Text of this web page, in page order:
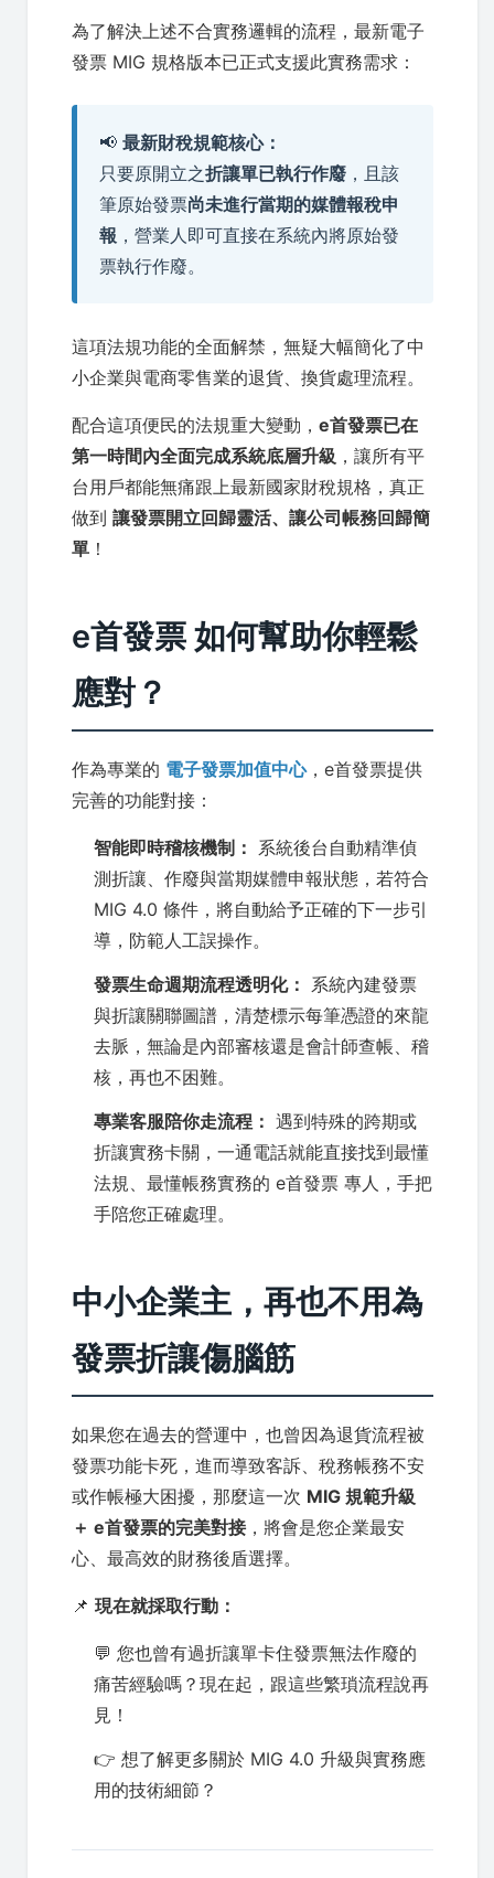
為了解決上述不合實務邏輯的流程，最新電子
發票 MIG 規格版本已正式支援此實務需求：
📢 最新財稅規範核心：
只要原開立之折讓單已執行作廢 ，且該
筆原始發票尚未進行當期的媒體報稅申
報 ，營業人即可直接在系統內將原始發
票執行作廢。
這項法規功能的全面解禁，無疑大幅簡化了中
小企業與電商零售業的退貨、換貨處理流程。
配合這項便民的法規重大變動， e首發票已在
第一時間內全面完成系統底層升級 ，讓所有平
台用戶都能無痛跟上最新國家財稅規格，真正
做到 讓發票開立回歸靈活、讓公司帳務回歸簡
單 ！
e首發票 如何幫助你輕鬆
應對？
作為專業的 電子發票加值中心，e首發票提供
完善的功能對接：
智能即時稽核機制： 系統後台自動精準偵
測折讓、作廢與當期媒體申報狀態，若符合
MIG 4.0 條件，將自動給予正確的下一步引
導，防範人工誤操作。
發票生命週期流程透明化： 系統內建發票
與折讓關聯圖譜，清楚標示每筆憑證的來龍
去脈，無論是內部審核還是會計師查帳、稽
核，再也不困難。
專業客服陪你走流程： 遇到特殊的跨期或
折讓實務卡關，一通電話就能直接找到最懂
法規、最懂帳務實務的 e首發票 專人，手把
手陪您正確處理。
中小企業主，再也不用為
發票折讓傷腦筋
如果您在過去的營運中，也曾因為退貨流程被
發票功能卡死，進而導致客訴、稅務帳務不安
或作帳極大困擾，那麼這一次 MIG 規範升級
＋ e首發票的完美對接，將會是您企業最安
心、最高效的財務後盾選擇。
📌 現在就採取行動：
💬 您也曾有過折讓單卡住發票無法作廢的
痛苦經驗嗎？現在起，跟這些繁瑣流程說再
見！
👉 想了解更多關於 MIG 4.0 升級與實務應
用的技術細節？